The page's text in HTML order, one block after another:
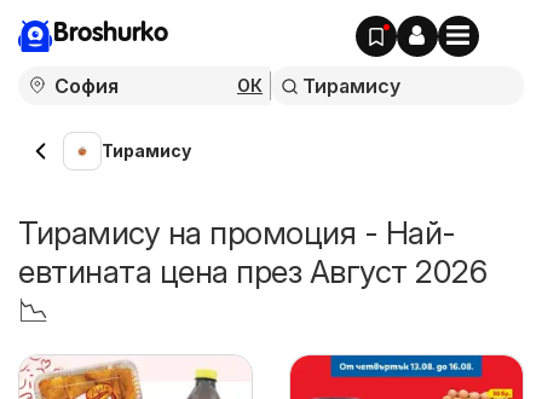
Broshurko
ОК
Тирамису
Тирамису на промоция - Най-
евтината цена през Август 2026
📉